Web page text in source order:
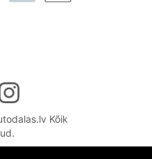
Kõik